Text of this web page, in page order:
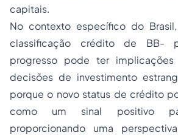
capitais.
No contexto específico do
classificação crédito de BB-
progresso pode ter implicações
decisões de investimento
porque o novo status de crédito
como um sinal positivo
proporcionando uma